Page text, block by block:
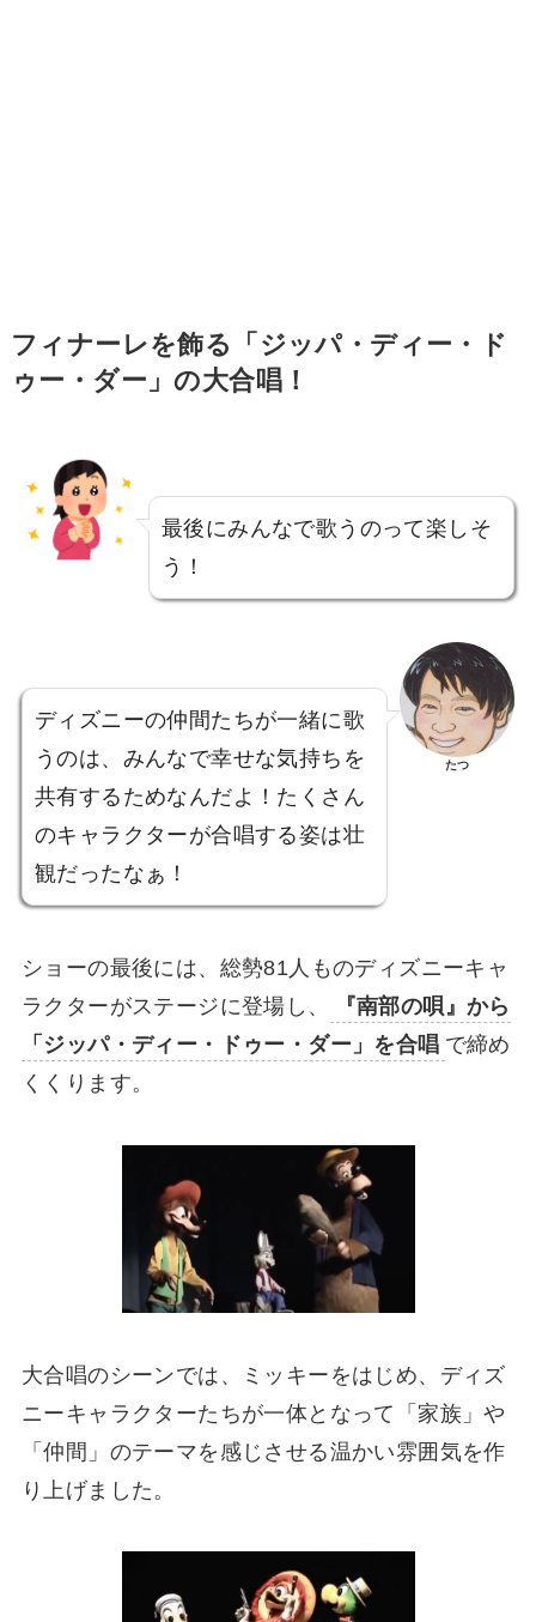
フィナーレを飾る「ジッパ・ディー・ド
ゥー・ダー」の大合唱！
最後にみんなで歌うのって楽しそ
う！
ディズニーの仲間たちが一緒に歌
うのは、みんなで幸せな気持ちを
共有するためなんだよ！たくさん
のキャラクターが合唱する姿は壮
観だったなぁ！
たつ
ショーの最後には、総勢81人ものディズニーキャ
ラクターがステージに登場し、
『南部の唄』から
「ジッパ・ディー・ドゥー・ダー」を合唱 で締め
くくります。
大合唱のシーンでは、ミッキーをはじめ、ディズ
ニーキャラクターたちが一体となって「家族」や
「仲間」のテーマを感じさせる温かい雰囲気を作
り上げました。